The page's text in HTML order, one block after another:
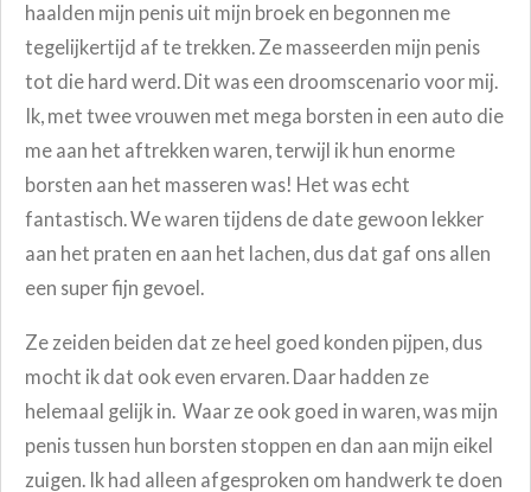
haalden mijn penis uit mijn broek en begonnen me
tegelijkertijd af te trekken. Ze masseerden mijn penis
tot die hard werd. Dit was een droomscenario voor mij.
Ik, met twee vrouwen met mega borsten in een auto die
me aan het aftrekken waren, terwijl ik hun enorme
borsten aan het masseren was! Het was echt
fantastisch. We waren tijdens de date gewoon lekker
aan het praten en aan het lachen, dus dat gaf ons allen
een super fijn gevoel.
Ze zeiden beiden dat ze heel goed konden pijpen, dus
mocht ik dat ook even ervaren. Daar hadden ze
helemaal gelijk in. Waar ze ook goed in waren, was mijn
penis tussen hun borsten stoppen en dan aan mijn eikel
zuigen. Ik had alleen afgesproken om handwerk te doen